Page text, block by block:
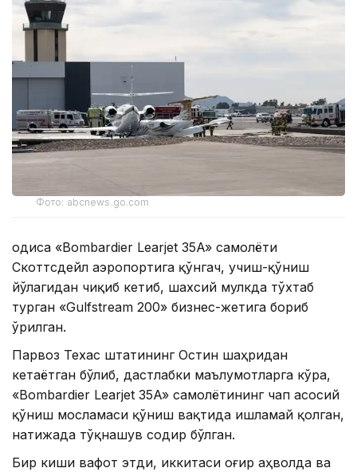
Фото: abcnews.go.com
Ҳодиса «Bombardier Learjet 35A» самолёти
Скоттсдейл аэропортига қўнгач, учиш-қўниш
йўлагидан чиқиб кетиб, шахсий мулкда тўхтаб
турган «Gulfstream 200» бизнес-жетига бориб
ўрилган.
Парвоз Техас штатининг Остин шаҳридан
кетаётган бўлиб, дастлабки маълумотларга кўра,
«Bombardier Learjet 35A» самолётининг чап асосий
қўниш мосламаси қўниш вақтида ишламай қолган,
натижада тўқнашув содир бўлган.
Бир киши вафот этди, иккитаси оғир аҳволда ва